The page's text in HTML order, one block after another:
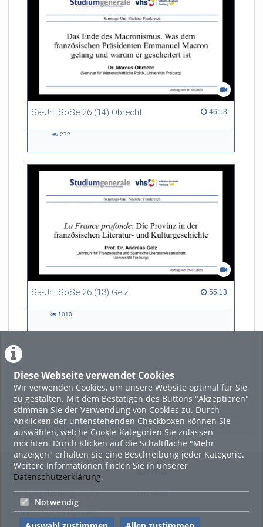
Diese Webseite verwendet Cookies
Wir verwenden Cookies, um unsere Website optimal für Sie
zu gestalten. Mit dem Bestätigen des Buttons "Akzeptieren"
stimmen Sie der Verwendung von Cookies zu. Durch
Anklicken der untenstehenden Checkboxen können Sie
auswählen, welche Cookie-Kategorien Sie zulassen
möchten. Durch Klicken auf die Schaltfläche "Mehr
anzeigen" erhalten Sie eine Beschreibung jeder Kategorie.
Weitere Informationen finden Sie in unserer
Datenschutzerklärung.
Notwendig
Sa-Uni SoSe 26 (14) Obrecht 46:53
46:53 duration
272
Sa-Uni SoSe 26 (13) Gelz 55:13
55:13 duration
1010
LADE MEHR
Featured
Beliebtheit
Legal Info
Nutzungsbedingungen
Datenschutzerklärung
Links
Sitemap